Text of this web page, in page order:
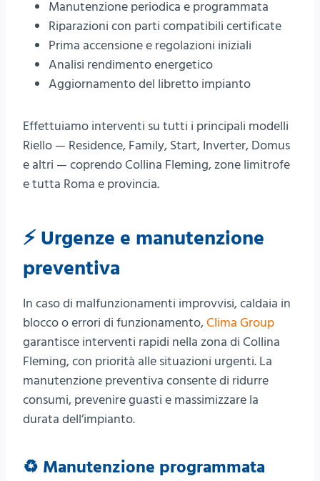
Manutenzione periodica e programmata
Riparazioni con parti compatibili certificate
Prima accensione e regolazioni iniziali
Analisi rendimento energetico
Aggiornamento del libretto impianto
Effettuiamo interventi su tutti i principali modelli
Riello — Residence, Family, Start, Inverter, Domus
e altri — coprendo Collina Fleming, zone limitrofe
e tutta Roma e provincia.
⚡ Urgenze e manutenzione
preventiva
In caso di malfunzionamenti improvvisi, caldaia in
blocco o errori di funzionamento,Clima Group
garantisce interventi rapidi nella zona di Collina
Fleming, con priorità alle situazioni urgenti. La
manutenzione preventiva consente di ridurre
consumi, prevenire guasti e massimizzare la
durata dell’impianto.
♻️ Manutenzione programmata